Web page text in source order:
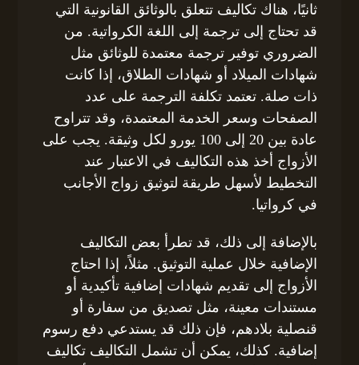
ثانيًا، هناك تكاليف تتعلق بالوثائق القانونية التي
قد تحتاج إلى ترجمة إلى اللغة الكرواتية. من
الضروري توفير ترجمة معتمدة للوثائق مثل
شهادات الميلاد أو شهادات الطلاق، إذا كانت
ذات صلة. تعتمد تكلفة الترجمة على عدد
الصفحات وسعر الخدمة المعتمدة، وقد تتراوح
عادة بين 20 إلى 100 يورو لكل وثيقة. يجب على
الأزواج أخذ هذه التكاليف في الاعتبار عند
التخطيط لأسهل طريقة لتوثيق زواج الأجانب
في كرواتيا.
بالإضافة إلى ذلك، قد تطرأ بعض التكاليف
الإضافية خلال عملية التوثيق. مثلاً، إذا احتاج
الأزواج إلى تقديم شهادات إضافية تأكيدية أو
مستندات معينة، مثل تصديق من سفارة أو
قنصلية بلادهم، فإن ذلك قد يستدعي دفع رسوم
إضافية. كذلك، يمكن أن تشمل التكاليف تكاليف